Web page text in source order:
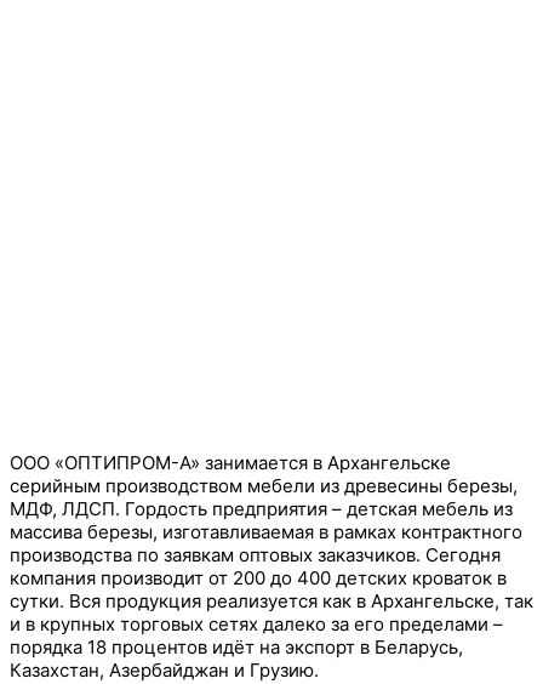
ООО «ОПТИПРОМ-А» занимается в Архангельске
серийным производством мебели из древесины березы,
МДФ, ЛДСП. Гордость предприятия – детская мебель из
массива березы, изготавливаемая в рамках контрактного
производства по заявкам оптовых заказчиков. Сегодня
компания производит от 200 до 400 детских кроваток в
сутки. Вся продукция реализуется как в Архангельске, так
и в крупных торговых сетях далеко за его пределами –
порядка 18 процентов идёт на экспорт в Беларусь,
Казахстан, Азербайджан и Грузию.